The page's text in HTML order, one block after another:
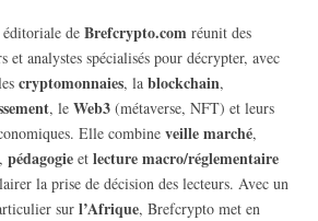
éditoriale de Brefcrypto.com réunit des
et analystes spécialisés pour décrypter, avec
cryptomonnaies, la blockchain,
, le Web3 (métaverse, NFT) et leurs
Elle combine veille marché,
, pédagogie et lecture macro/réglementaire
la prise de décision des lecteurs. Avec un
sur l’Afrique, Brefcrypto met en